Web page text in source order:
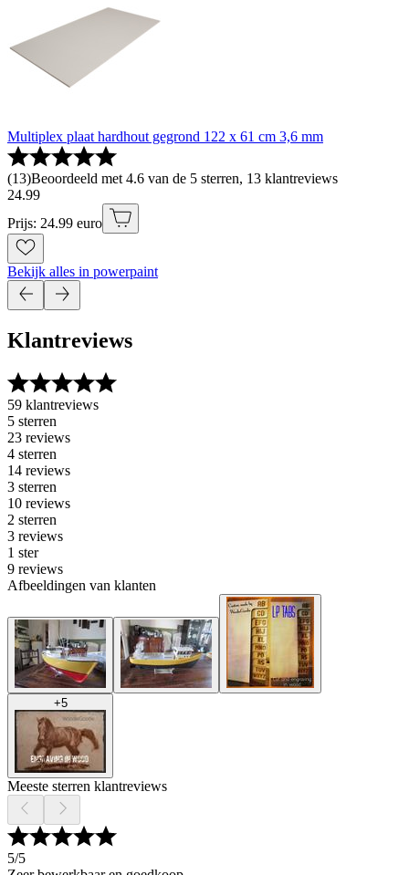
Multiplex plaat hardhout gegrond 122 x 61 cm 3,6 mm
(13)Beoordeeld met 4.6 van de 5 sterren, 13 klantreviews
24.99
Prijs: 24.99 euro
Bekijk alles in powerpaint
Klantreviews
59 klantreviews
5 sterren
23 reviews
4 sterren
14 reviews
3 sterren
10 reviews
2 sterren
3 reviews
1 ster
9 reviews
Afbeeldingen van klanten
+5
Meeste sterren klantreviews
5/5